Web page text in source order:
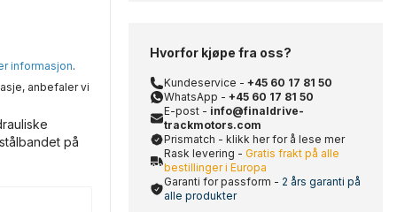
informasjon.
anbefaler vi
på
Hvorfor kjøpe fra oss?
Kundeservice - +45 60 17 81 50
WhatsApp - +45 60 17 81 50
E-post - info@finaldrive-
trackmotors.com
Prismatch - klikk her for å lese mer
Rask levering - Gratis frakt på alle
bestillinger i Europa
Garanti for passform - 2 års garanti på
alle produkter